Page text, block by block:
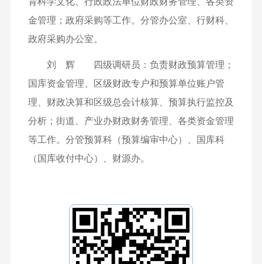
金管理；政府采购等工作。分管办公室、行财科、
政府采购办公室。
刘 辉 四级调研员：负责财政预算管理；
国库资金管理、区级财政专户和预算单位账户管
理、财政决算和区级总会计核算、预算执行监控及
分析；街道、产业办财政财务管理、各类资金管理
等工作。分管预算科（预算编审中心）、国库科
（国库收付中心）、财源办。